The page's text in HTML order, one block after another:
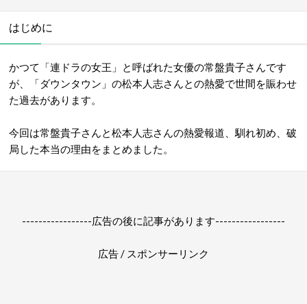
はじめに
かつて「連ドラの女王」と呼ばれた女優の常盤貴子さんです
が、「ダウンタウン」の松本人志さんとの熱愛で世間を賑わせ
た過去があります。
今回は常盤貴子さんと松本人志さんの熱愛報道、馴れ初め、破
局した本当の理由をまとめました。
-----------------広告の後に記事があります-----------------
広告 / スポンサーリンク